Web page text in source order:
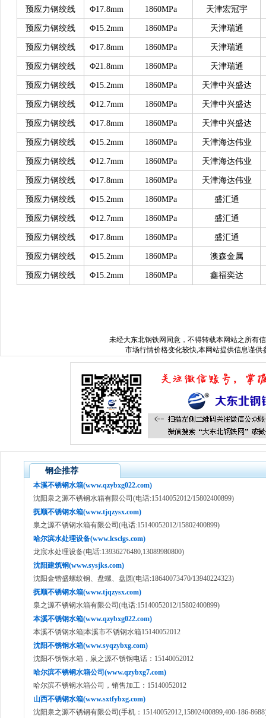
预应力钢绞线 Φ17.8mm 1860MPa 天津宏冠宇
预应力钢绞线 Φ15.2mm 1860MPa 天津瑞通
预应力钢绞线 Φ17.8mm 1860MPa 天津瑞通
预应力钢绞线 Φ21.8mm 1860MPa 天津瑞通
预应力钢绞线 Φ15.2mm 1860MPa 天津中兴盛达
预应力钢绞线 Φ12.7mm 1860MPa 天津中兴盛达
预应力钢绞线 Φ17.8mm 1860MPa 天津中兴盛达
预应力钢绞线 Φ15.2mm 1860MPa 天津海达伟业
预应力钢绞线 Φ12.7mm 1860MPa 天津海达伟业
预应力钢绞线 Φ17.8mm 1860MPa 天津海达伟业
预应力钢绞线 Φ15.2mm 1860MPa 盛汇通
预应力钢绞线 Φ12.7mm 1860MPa 盛汇通
预应力钢绞线 Φ17.8mm 1860MPa 盛汇通
预应力钢绞线 Φ15.2mm 1860MPa 澳森金属
预应力钢绞线 Φ15.2mm 1860MPa 鑫福奕达
未经大东北钢铁网 同意，不得转载本网站之所有
市场行情价格变化较快,本网站提供信息谨供
钢企推荐
本溪不锈钢水箱(www.qzybxg022.com)
沈阳泉之源不锈钢水箱有限公司(电话:15140052012/15802400899)
抚顺不锈钢水箱(www.tjqzysx.com)
泉之源不锈钢水箱有限公司(电话:15140052012/15802400899)
哈尔滨水处理设备(www.lcsclgs.com)
龙宸水处理设备(电话:13936276480,13089980800)
沈阳建筑钢(www.sysjks.com)
沈阳金锴盛螺纹钢、盘螺、盘圆(电话:18640073470/13940224323)
抚顺不锈钢水箱(www.tjqzysx.com)
泉之源不锈钢水箱有限公司(电话:15140052012/15802400899)
本溪不锈钢水箱(www.qzybxg022.com)
本溪不锈钢水箱|本溪市不锈钢水箱15140052012
沈阳不锈钢水箱(www.syqzybxg.com)
沈阳不锈钢水箱，泉之源不锈钢电话：15140052012
哈尔滨不锈钢水箱公司(www.qzybxg7.com)
哈尔滨不锈钢水箱公司，销售加工：15140052012
山西不锈钢水箱(www.sxtfybxg.com)
沈阳泉之源不锈钢有限公司(手机：15140052012,15802400899,400-186-